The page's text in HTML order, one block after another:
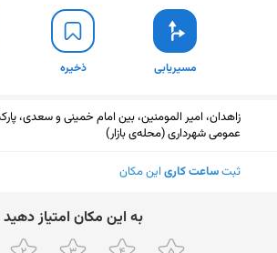
مسیریابی ذخیره
زاهدان، امیر المومنین، بین امام خمینی و سعدی،
عمومی شهرداری (محله‌ی بازار)
ثبتساعت کاری این مکان
ﺑﻪ اﯾﻦ ﻣﮑﺎن اﻣﺘﯿﺎز دﻫﯿﺪ